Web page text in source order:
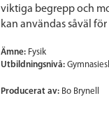
viktiga begrepp och
kan användas såväl
Ämne: Fysik
Utbildningsnivå:
Producerat av: Bo Brynell